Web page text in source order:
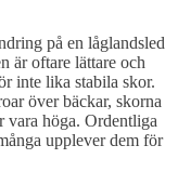
på en låglandsled
är oftare lättare och
inte lika stabila skor.
över bäckar, skorna
vara höga. Ordentliga
upplever dem för